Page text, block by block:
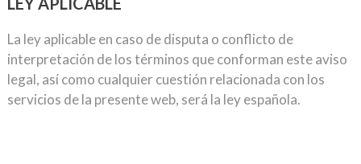
La ley aplicable en caso de disputa o conflicto de
interpretación de los términos que conforman este aviso
legal, así como cualquier cuestión relacionada con los
servicios de la presente web, será la ley española.